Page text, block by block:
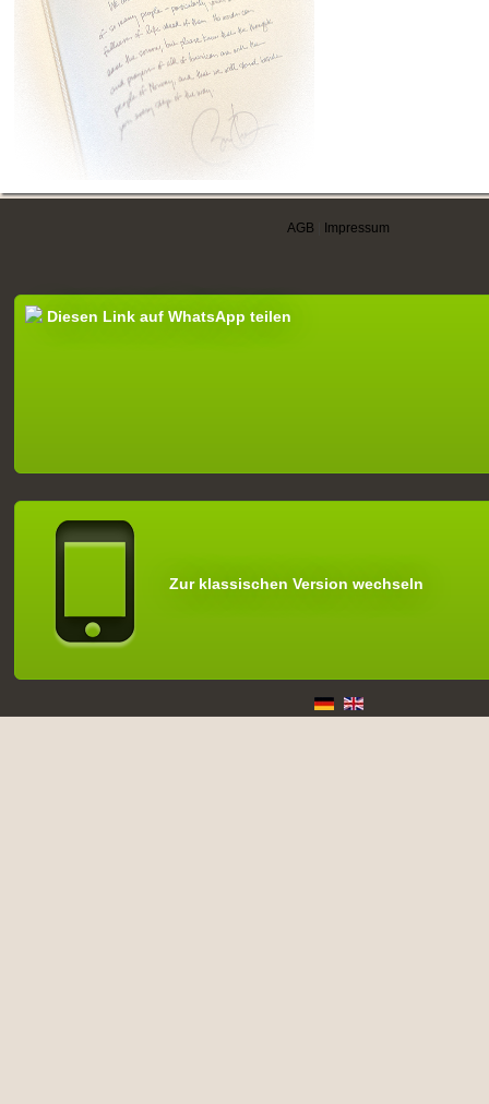
AGB Impressum
Diesen Link auf WhatsApp teilen
Zur klassischen Version wechseln